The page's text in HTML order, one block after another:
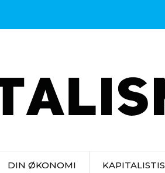
DIN ØKONOMI